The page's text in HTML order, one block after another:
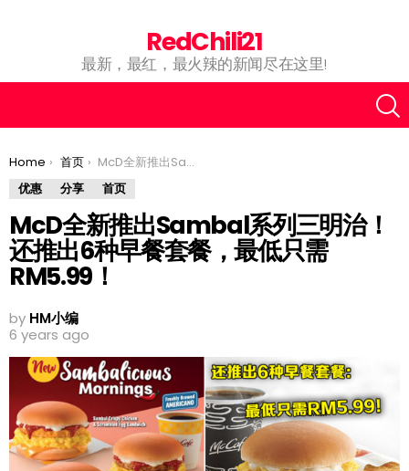
RedChili21
最新，最红，最火辣的新闻尽在这里!
You are here:
Home 首页
McD全新推出Sambal系列三明治！还推出6种早餐套餐，最低只需RM5.99！
优惠
分享 首页
McD全新推出Sambal系列三明治！
还推出6种早餐套餐，最低只需
RM5.99！
by HM小编
6 years ago